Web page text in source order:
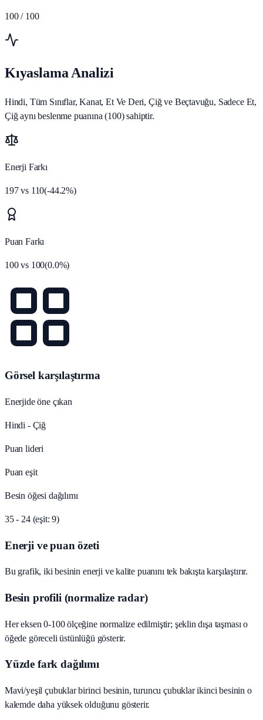
100 / 100
Kıyaslama Analizi
Hindi, Tüm Sınıflar, Kanat, Et Ve Deri, Çiğ ve Beçtavuğu, Sadece Et,
Çiğ aynı beslenme puanına (100) sahiptir.
Enerji Farkı
197vs 110(-44.2%)
Puan Farkı
100vs 100(0.0%)
Görsel karşılaştırma
Enerjide öne çıkan
Hindi - Çiğ
Puan lideri
Puan eşit
Besin öğesi dağılımı
35 - 24 (eşit: 9)
Enerji ve puan özeti
Bu grafik, iki besinin enerji ve kalite puanını tek bakışta karşılaştırır.
Besin profili (normalize radar)
Her eksen 0-100 ölçeğine normalize edilmiştir; şeklin dışa taşması o
öğede göreceli üstünlüğü gösterir.
Yüzde fark dağılımı
Mavi/yeşil çubuklar birinci besinin, turuncu çubuklar ikinci besinin o
kalemde daha yüksek olduğunu gösterir.